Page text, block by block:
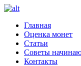
Главная
Оценка монет
Статьи
Советы
Контакты